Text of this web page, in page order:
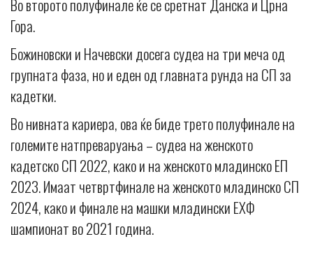
Гора.
Божиновски и Начевски досега судеа на три меча од
групната фаза, но и еден од главната рунда на СП за
кадетки.
Во нивната кариера, ова ќе биде трето полуфинале на
големите натпреваруања – судеа на женското
кадетско СП 2022, како и на женското младинско ЕП
2023. Имаат четвртфинале на женското младинско СП
2024, како и финале на машки младински ЕХФ
шампионат во 2021 година.